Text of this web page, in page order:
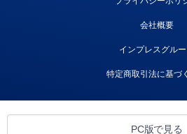
会社概要
インプレスグル
特定商取引法に基づ
PC版で見る